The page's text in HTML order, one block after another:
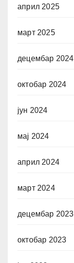
април 2025
март 2025
децембар 2024
октобар 2024
јун 2024
мај 2024
април 2024
март 2024
децембар 2023
октобар 2023